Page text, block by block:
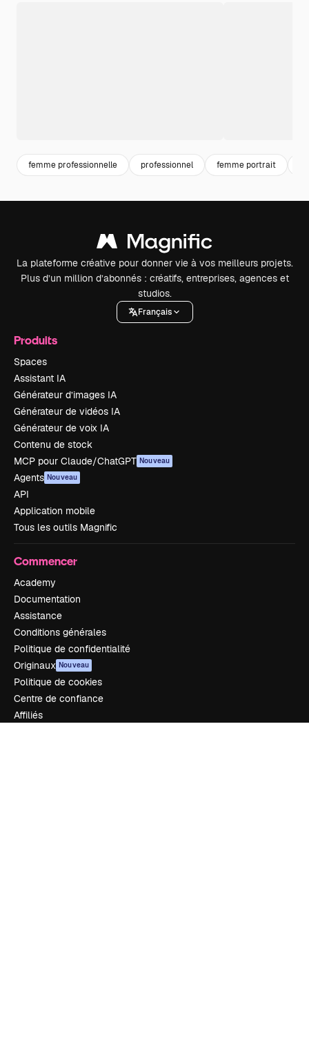
femme professionnelle professionnel femme portrait
La plateforme créative pour donner vie à vos meilleurs projets.
Plus d’un million d’abonnés : créatifs, entreprises, agences et
studios.
Français
Produits
Spaces
Assistant IA
Générateur d’images IA
Générateur de vidéos IA
Générateur de voix IA
Contenu de stock
MCP pour Claude/ChatGPT Nouveau
Agents Nouveau
API
Application mobile
Tous les outils Magnific
Commencer
Academy
Documentation
Assistance
Conditions générales
Politique de confidentialité
Originaux Nouveau
Politique de cookies
Centre de confiance
Affiliés